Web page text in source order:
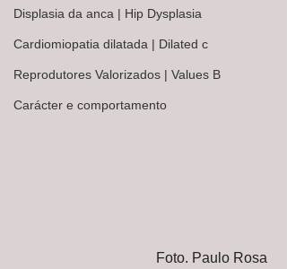
Displasia da anca | Hip Dysplasia
Cardiomiopatia dilatada | Dilated c
Reprodutores Valorizados | Values B
Carácter e comportamento
Foto. Paulo Rosa